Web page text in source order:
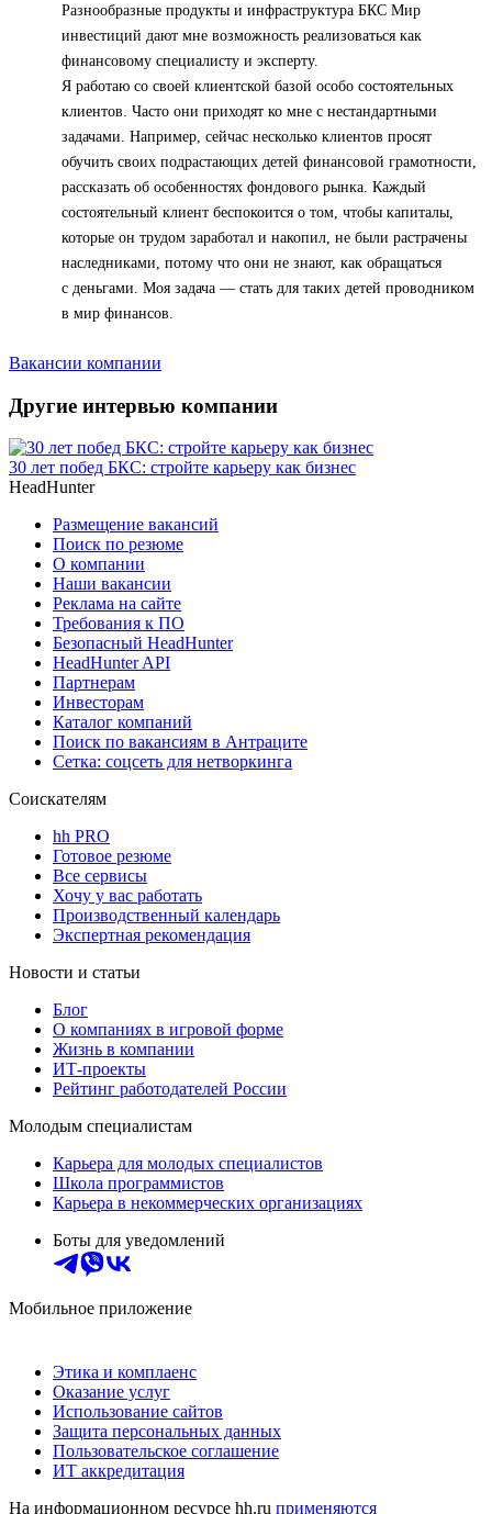
Разнообразные продукты и инфраструктура БКС Мир
инвестиций дают мне возможность реализоваться как
финансовому специалисту и эксперту.
Я работаю со своей клиентской базой особо состоятельных
клиентов. Часто они приходят ко мне с нестандартными
задачами. Например, сейчас несколько клиентов просят
обучить своих подрастающих детей финансовой грамотности,
рассказать об особенностях фондового рынка. Каждый
состоятельный клиент беспокоится о том, чтобы капиталы,
которые он трудом заработал и накопил, не были растрачены
наследниками, потому что они не знают, как обращаться
с деньгами. Моя задача — стать для таких детей проводником
в мир финансов.
Вакансии компании
Другие интервью компании
30 лет побед БКС: стройте карьеру как бизнес
HeadHunter
Размещение вакансий
Поиск по резюме
О компании
Наши вакансии
Реклама на сайте
Требования к ПО
Безопасный HeadHunter
HeadHunter API
Партнерам
Инвесторам
Каталог компаний
Поиск по вакансиям в Антраците
Сетка: соцсеть для нетворкинга
Соискателям
hh PRO
Готовое резюме
Все сервисы
Хочу у вас работать
Производственный календарь
Экспертная рекомендация
Новости и статьи
Блог
О компаниях в игровой форме
Жизнь в компании
ИТ-проекты
Рейтинг работодателей России
Молодым специалистам
Карьера для молодых специалистов
Школа программистов
Карьера в некоммерческих организациях
Боты для уведомлений
Мобильное приложение
Этика и комплаенс
Оказание услуг
Использование сайтов
Защита персональных данных
Пользовательское соглашение
ИТ аккредитация
На информационном ресурсе hh.ru применяются